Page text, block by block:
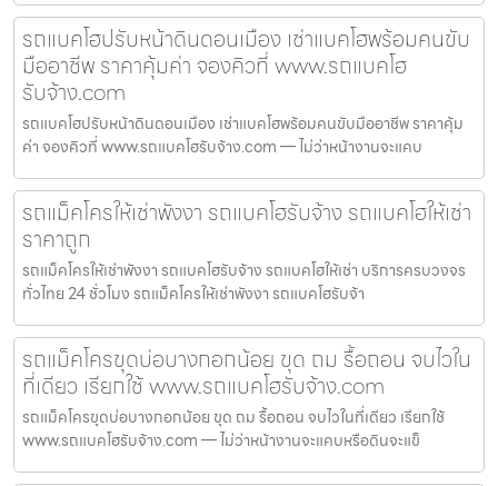
รถแบคโฮปรับหน้าดินดอนเมือง เช่าแบคโฮพร้อมคนขับ
มืออาชีพ ราคาคุ้มค่า จองคิวที่ www.รถแบคโฮ
รับจ้าง.com
รถแบคโฮปรับหน้าดินดอนเมือง เช่าแบคโฮพร้อมคนขับมืออาชีพ ราคาคุ้ม
ค่า จองคิวที่ www.รถแบคโฮรับจ้าง.com — ไม่ว่าหน้างานจะแคบ
รถแม็คโครให้เช่าพังงา รถแบคโฮรับจ้าง รถแบคโฮให้เช่า
ราคาถูก
รถแม็คโครให้เช่าพังงา รถแบคโฮรับจ้าง รถแบคโฮให้เช่า บริการครบวงจร
ทั่วไทย 24 ชั่วโมง รถแม็คโครให้เช่าพังงา รถแบคโฮรับจ้า
รถแม็คโครขุดบ่อบางกอกน้อย ขุด ถม รื้อถอน จบไวใน
ที่เดียว เรียกใช้ www.รถแบคโฮรับจ้าง.com
รถแม็คโครขุดบ่อบางกอกน้อย ขุด ถม รื้อถอน จบไวในที่เดียว เรียกใช้
www.รถแบคโฮรับจ้าง.com — ไม่ว่าหน้างานจะแคบหรือดินจะแข็